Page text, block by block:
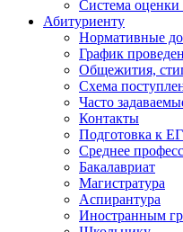
Система оценки
Абитуриенту
Нормативные
График
Общежития,
Схема
Часто
Контакты
Подготовка к
Среднее
Бакалавриат
Магистратура
Аспирантура
Иностранным